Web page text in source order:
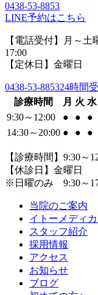
0438-53-8853
LINE予約はこちら
【電話受付】月～土
17:00
【定休日】金曜日
0438-53-885324時間
診療時間
月 火 水
9:30～12:00
● ● ●
14:30～20:00 ● ● ●
【診療時間】9:30～
【休診日】金曜日
※日曜のみ 9:30～
当院のご案内
イトーメディ
スタッフ紹介
採用情報
アクセス
お知らせ
ブログ